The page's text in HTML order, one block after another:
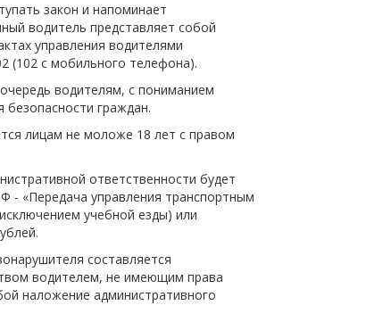
закон и напоминает
водитель представляет собой
управления водителями
(102 с мобильного телефона).
водителям, с пониманием
граждан.
лицам не моложе 18 лет с правом
ответственности будет
- «Передача управления транспортным
учебной езды) или
составляется
водителем, не имеющим права
наложение административного